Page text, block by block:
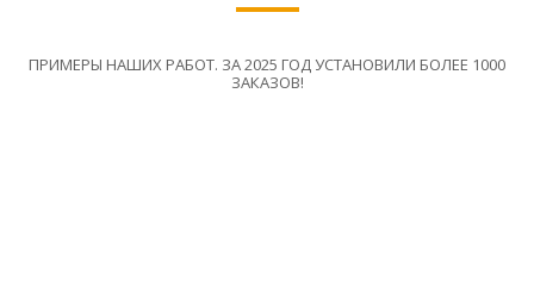
ПРИМЕРЫ НАШИХ РАБОТ. ЗА 2025 ГОД УСТАНОВИЛИ БОЛЕЕ 1000
ЗАКАЗОВ!